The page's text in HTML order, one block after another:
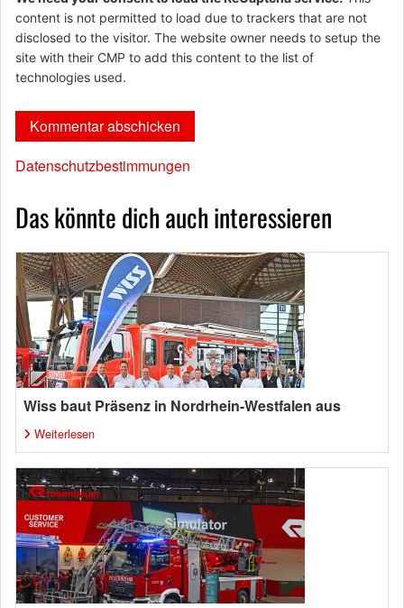
content is not permitted to load due to trackers that are not
disclosed to the visitor. The website owner needs to setup the
site with their CMP to add this content to the list of
technologies used.
Datenschutzbestimmungen
Das könnte dich auch interessieren
Wiss baut Präsenz in Nordrhein-Westfalen aus
Weiterlesen